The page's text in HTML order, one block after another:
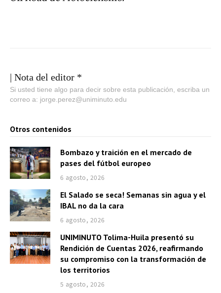
| Nota del editor *
Si usted tiene algo para decir sobre esta publicación, escriba un
correo a: jorge.perez@uniminuto.edu
Otros contenidos
Bombazo y traición en el mercado de
pases del fútbol europeo
6 agosto, 2026
El Salado se seca! Semanas sin agua y el
IBAL no da la cara
6 agosto, 2026
UNIMINUTO Tolima-Huila presentó su
Rendición de Cuentas 2026, reafirmando
su compromiso con la transformación de
los territorios
5 agosto, 2026